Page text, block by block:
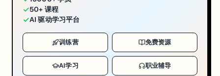
✓50+ 课程
✓AI 驱动学习平台
训练营 免费资源
AI学习 职业辅导